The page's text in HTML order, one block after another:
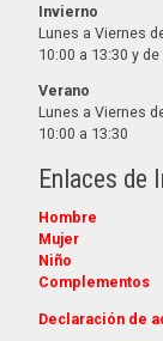
Invierno
Lunes a Viernes
10:00 a 13:30 y de
Verano
Lunes a Viernes
10:00 a 13:30
Enlaces de
Hombre
Mujer
Niño
Complementos
Declaración de